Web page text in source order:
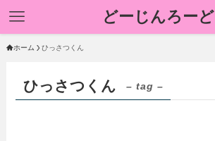
どーじんろーど
ホーム ひっさつくん
ひっさつくん – tag –